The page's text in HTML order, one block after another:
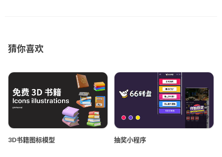
猜你喜欢
3D书籍图标模型 抽奖小程序